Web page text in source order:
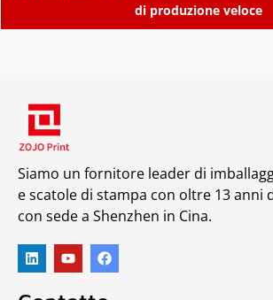
di produzione veloce
Siamo un fornitore leader di
e scatole di stampa con oltre 13 anni
con sede a Shenzhen in Cina.